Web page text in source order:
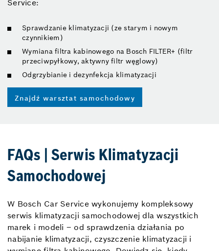
Service:
Sprawdzanie klimatyzacji (ze starym i nowym
czynnikiem)
Wymiana filtra kabinowego na Bosch FILTER+ (filtr
przeciwpyłkowy, aktywny filtr węglowy)
Odgrzybianie i dezynfekcja klimatyzacji
Znajdź warsztat samochodowy
FAQs | Serwis Klimatyzacji
Samochodowej
W Bosch Car Service wykonujemy kompleksowy
serwis klimatyzacji samochodowej dla wszystkich
marek i modeli – od sprawdzenia działania po
nabijanie klimatyzacji, czyszczenie klimatyzacji i